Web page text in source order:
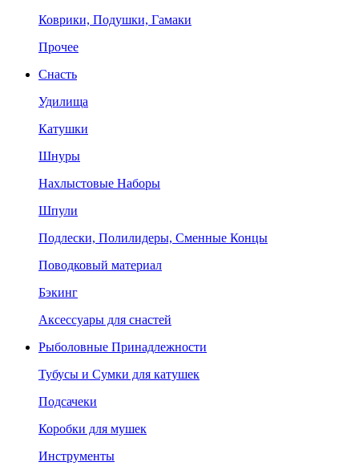
Коврики, Подушки, Гамаки
Прочее
Снасть
Удилища
Катушки
Шнуры
Нахлыстовые Наборы
Шпули
Подлески, Полилидеры, Сменные Концы
Поводковый материал
Бэкинг
Аксессуары для снастей
Рыболовные Принадлежности
Тубусы и Сумки для катушек
Подсачеки
Коробки для мушек
Инструменты